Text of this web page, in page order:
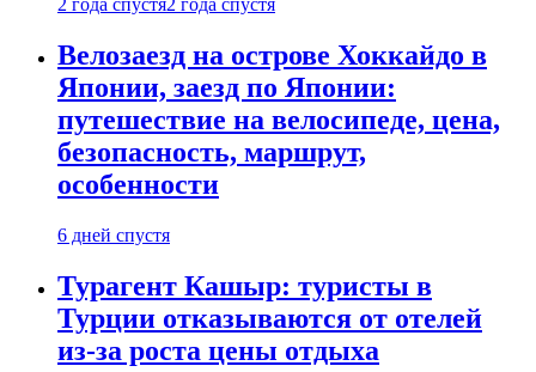
2 года спустя2 года спустя
Велозаезд на острове Хоккайдо в
Японии, заезд по Японии:
путешествие на велосипеде, цена,
безопасность, маршрут,
особенности
6 дней спустя
Турагент Кашыр: туристы в
Турции отказываются от отелей
из-за роста цены отдыха